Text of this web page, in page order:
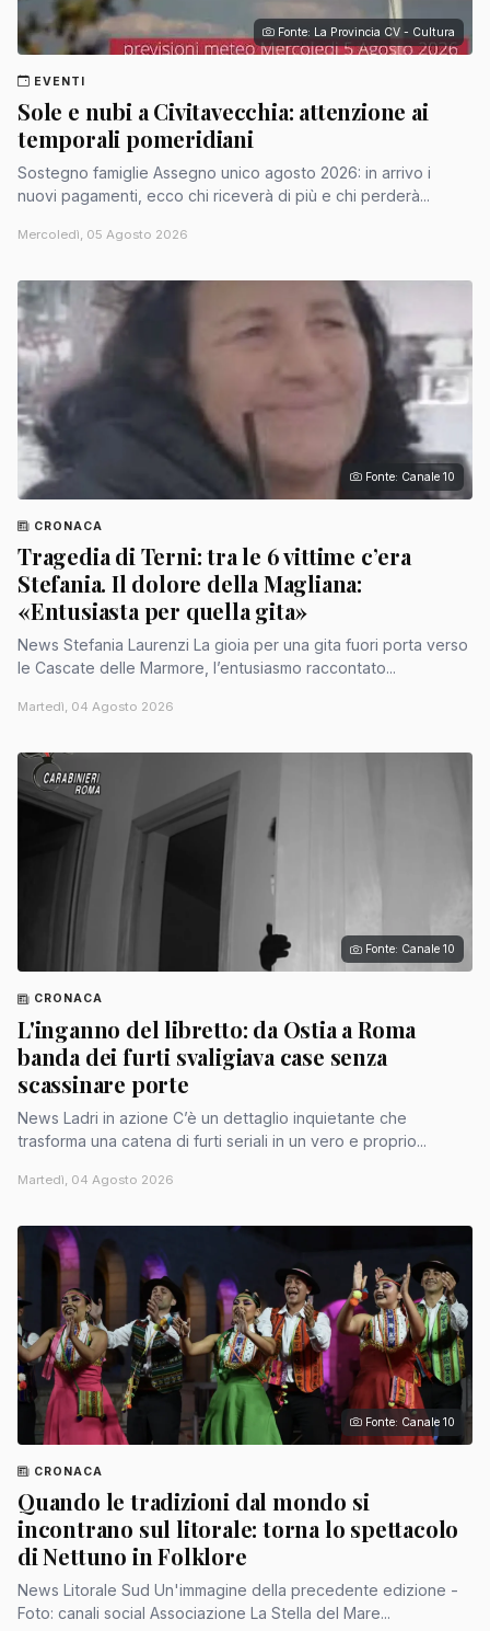
Fonte: La Provincia CV - Cultura
EVENTI
Sole e nubi a Civitavecchia: attenzione ai
temporali pomeridiani
Sostegno famiglie Assegno unico agosto 2026: in arrivo i
nuovi pagamenti, ecco chi riceverà di più e chi perderà...
Mercoledì, 05 Agosto 2026
Fonte: Canale 10
CRONACA
Tragedia di Terni: tra le 6 vittime c’era
Stefania. Il dolore della Magliana:
«Entusiasta per quella gita»
News Stefania Laurenzi La gioia per una gita fuori porta verso
le Cascate delle Marmore, l’entusiasmo raccontato...
Martedì, 04 Agosto 2026
Fonte: Canale 10
CRONACA
L'inganno del libretto: da Ostia a Roma
banda dei furti svaligiava case senza
scassinare porte
News Ladri in azione C’è un dettaglio inquietante che
trasforma una catena di furti seriali in un vero e proprio...
Martedì, 04 Agosto 2026
Fonte: Canale 10
CRONACA
Quando le tradizioni dal mondo si
incontrano sul litorale: torna lo spettacolo
di Nettuno in Folklore
News Litorale Sud Un'immagine della precedente edizione -
Foto: canali social Associazione La Stella del Mare...